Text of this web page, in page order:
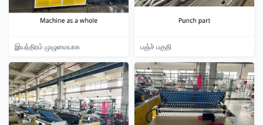
இயந்திரம் முழுமையாக பஞ்ச் பகுதி